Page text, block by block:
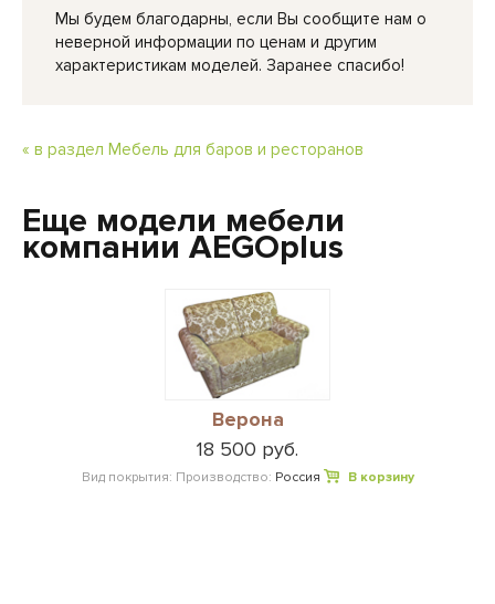
Мы будем благодарны, если Вы сообщите нам о
неверной информации по ценам и другим
характеристикам моделей. Заранее спасибо!
« в раздел Мебель для баров и ресторанов
Еще модели мебели
компании AEGOplus
Верона
18 500 руб.
Вид покрытия: Производство: Россия В корзину